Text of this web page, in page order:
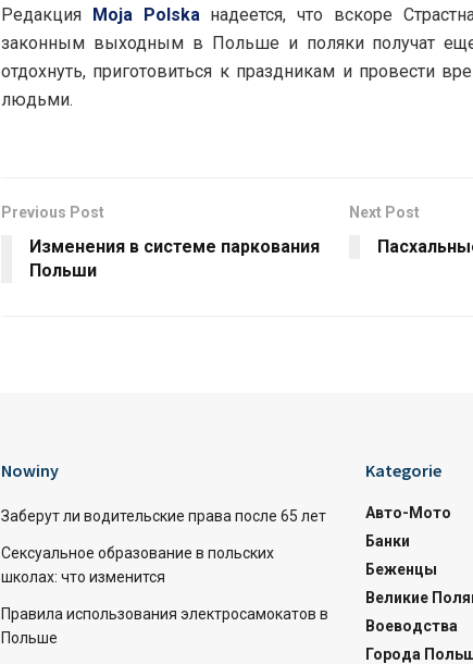
Редакция Moja Polska надеется, что вскоре
законным выходным в Польше и поляки получат
отдохнуть, приготовиться к праздникам и провести
людьми.
Previous Post
Изменения в системе паркования
Польши
Next Post
Nowiny
Заберут ли водительские права после 65 лет
Сексуальное образование в польских
школах: что изменится
Правила использования электросамокатов в
Польше
Kategorie
Авто-Мото
Банки
Беженцы
Великие
Воеводства
Города